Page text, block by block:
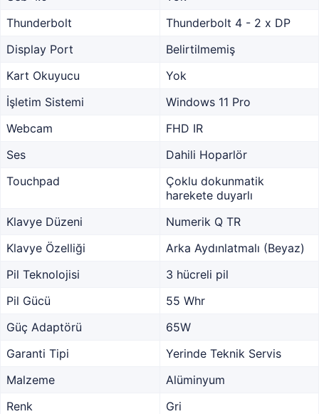
Thunderbolt
Thunderbolt 4 - 2 x DP
Display Port
Belirtilmemiş
Kart Okuyucu
Yok
İşletim Sistemi
Windows 11 Pro
Webcam
FHD IR
Ses
Dahili Hoparlör
Touchpad
Çoklu dokunmatik
harekete duyarlı
Klavye Düzeni
Numerik Q TR
Klavye Özelliği
Arka Aydınlatmalı (Beyaz)
Pil Teknolojisi
3 hücreli pil
Pil Gücü
55 Whr
Güç Adaptörü
65W
Garanti Tipi
Yerinde Teknik Servis
Malzeme
Alüminyum
Renk
Gri